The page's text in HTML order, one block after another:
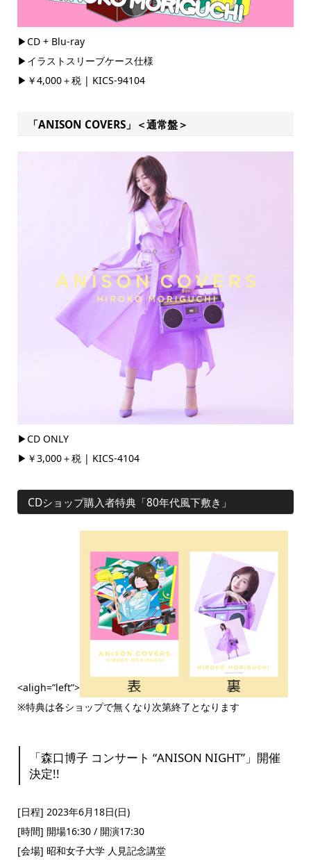
▶CD + Blu-ray
▶イラストスリーブケース仕様
▶￥4,000＋税 | KICS-94104
「ANISON COVERS」＜通常盤＞
▶CD ONLY
▶￥3,000＋税 | KICS-4104
CDショップ購入者特典「80年代風下敷き」
<aligh=”left”>
※特典は各ショップで無くなり次第終了となります
「森口博子 コンサート “ANISON NIGHT”」開催
決定!!
[日程] 2023年6月18日(日)
[時間] 開場16:30 / 開演17:30
[会場] 昭和女子大学 人見記念講堂